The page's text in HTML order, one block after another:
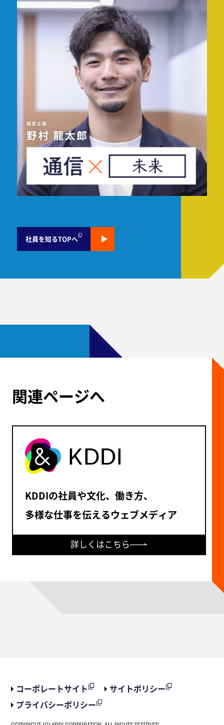
社員を知るTOPへ
関連ページへ
KDDIの社員や文化、働き方、
多様な仕事を伝えるウェブメディア
詳しくはこちら
コーポレートサイト
サイトポリシー
プライバシーポリシー